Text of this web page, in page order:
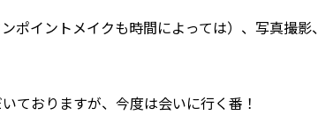
ポイントメイクも時間によっては）、写真撮影、
ておりますが、今度は会いに行く番！